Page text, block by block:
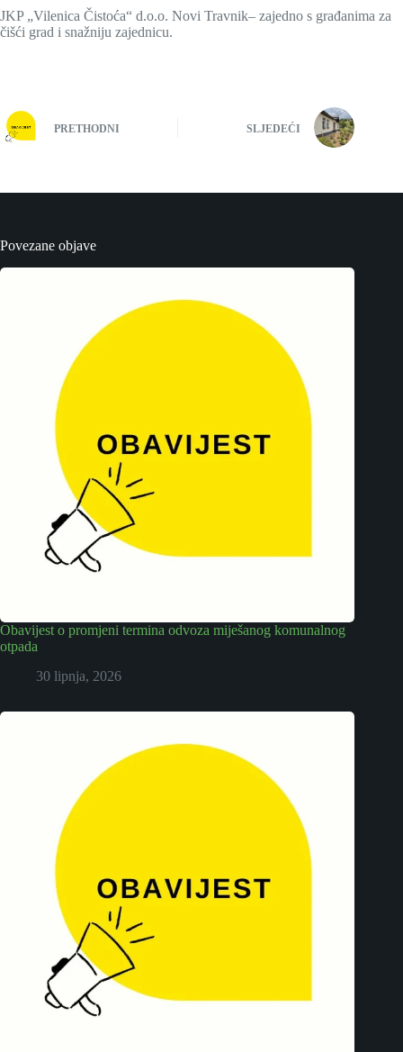
JKP „Vilenica Čistoća“ d.o.o. Novi Travnik– zajedno s građanima za
čišći grad i snažniju zajednicu.
PRETHODNI SLJEDEĆI
Povezane objave
Obavijest o promjeni termina odvoza miješanog komunalnog
otpada
30 lipnja, 2026